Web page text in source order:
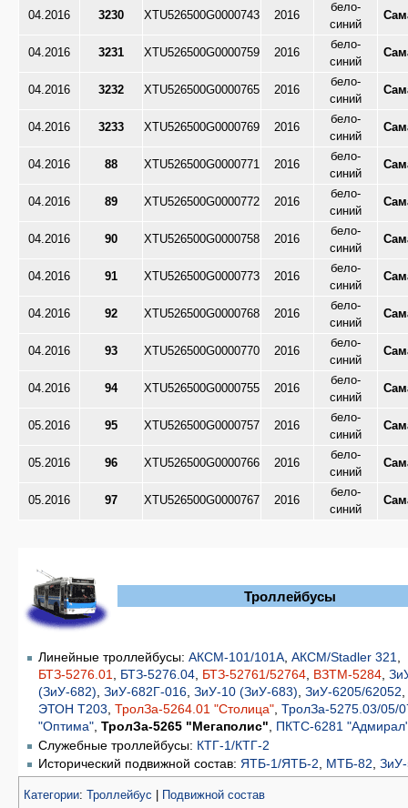
04.2016 3230 XTU526500G0000743 2016
бело-
синий
04.2016 3231 XTU526500G0000759 2016
бело-
синий
04.2016 3232 XTU526500G0000765 2016
бело-
синий
04.2016 3233 XTU526500G0000769 2016
бело-
синий
04.2016 88 XTU526500G0000771 2016
бело-
синий
04.2016 89 XTU526500G0000772 2016
бело-
синий
04.2016 90 XTU526500G0000758 2016
бело-
синий
04.2016 91 XTU526500G0000773 2016
бело-
синий
04.2016 92 XTU526500G0000768 2016
бело-
синий
04.2016 93 XTU526500G0000770 2016
бело-
синий
04.2016 94 XTU526500G0000755 2016
бело-
синий
05.2016 95 XTU526500G0000757 2016
бело-
синий
05.2016 96 XTU526500G0000766 2016
бело-
синий
05.2016 97 XTU526500G0000767 2016
бело-
синий
Троллейбусы
Линейные троллейбусы:АКСМ-101/101А,АКСМ/Stadler 321,
БТЗ-5276.01, БТЗ-5276.04, БТЗ-52761/52764, ВЗТМ-5284,
(ЗиУ-682),ЗиУ-682Г-016,ЗиУ-10 (ЗиУ-683),ЗиУ-6205/62052
ЭТОН Т203,ТролЗа-5264.01 "Столица",ТролЗа-5275.03/05/
"Оптима",ТролЗа-5265 "Мегаполис", ПКТС-6281
Служебные троллейбусы: КТГ-1/КТГ-2
Исторический подвижной состав: ЯТБ-1/ЯТБ-2 МТБ-82 ,
Категории: Троллейбус Подвижной состав